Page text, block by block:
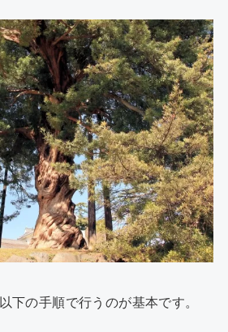
下の手順で行うのが基本です。